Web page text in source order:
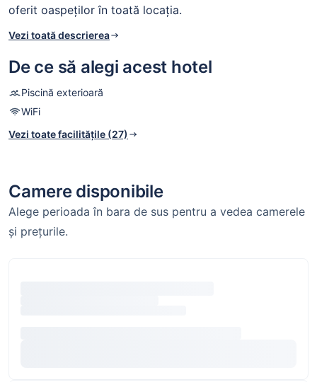
oferit oaspeților în toată locația.
Vezi toată descrierea
De ce să alegi acest hotel
Piscină exterioară
WiFi
Vezi toate facilitățile (27)
Camere disponibile
Alege perioada în bara de sus pentru a vedea camerele
și prețurile.